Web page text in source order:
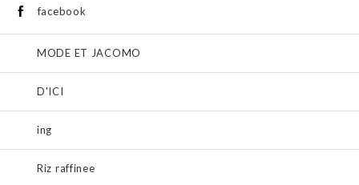
facebook
MODE ET JACOMO
D'ICI
ing
Riz raffinee